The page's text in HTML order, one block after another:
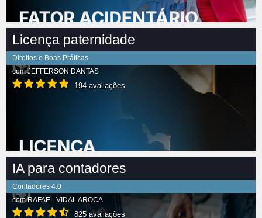
Licença paternidade
Direitos e Boas Práticas
comJEFFERSON DANTAS
194 avaliações
IA para contadores
Contadores 4.0
comRAFAEL VIDAL AROCA
825 avaliações